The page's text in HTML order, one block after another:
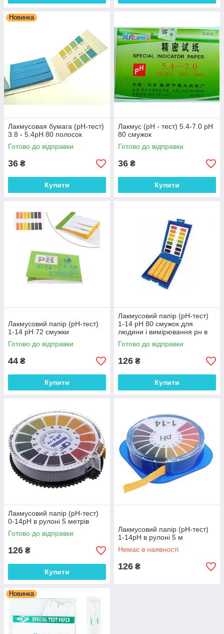
Новинка
Лакмусовая бумага (рН-тест)
3.8 - 5.4рН 80 полосок
Готово до відправки
36 ₴
Купити
Лакмус (рН - тест) 5.4-7.0 рН
80 смужок
Готово до відправки
36 ₴
Купити
Лакмусовий папір (рН-тест)
1-14 рН 72 смужки
Готово до відправки
44 ₴
Купити
Лакмусовий папір (рН-тест)
1-14 рН 80 смужок для
людини і вимірювання рн в
косметики
Готово до відправки
126 ₴
Купити
Лакмусовий папір (pH-тест)
0-14рН в рулоні 5 метрів
Готово до відправки
126 ₴
Купити
Лакмусовий папір (pH-тест)
1-14рН в рулоні 5 м
Немає в наявності
126 ₴
Новинка